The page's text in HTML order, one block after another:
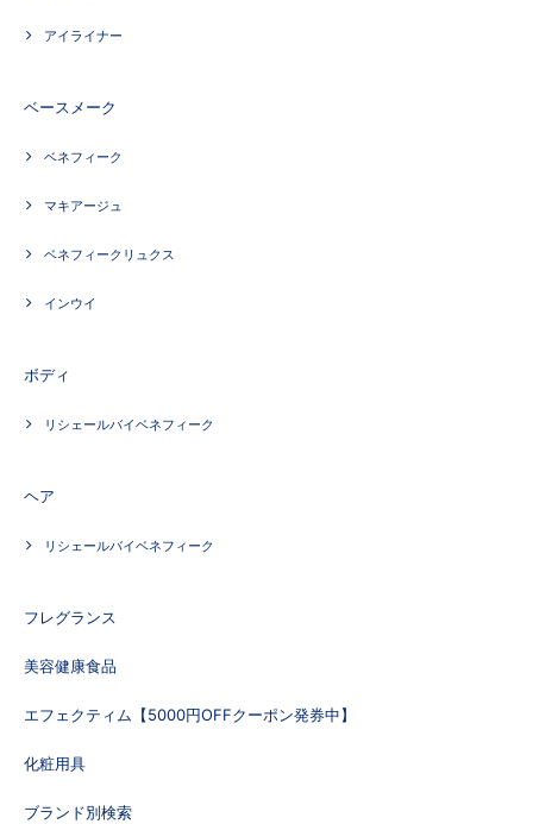
アイライナー
ベースメーク
ベネフィーク
マキアージュ
ベネフィークリュクス
インウイ
ボディ
リシェールバイベネフィーク
ヘア
リシェールバイベネフィーク
フレグランス
美容健康食品
エフェクティム【5000円OFFクーポン発券中】
化粧用具
ブランド別検索